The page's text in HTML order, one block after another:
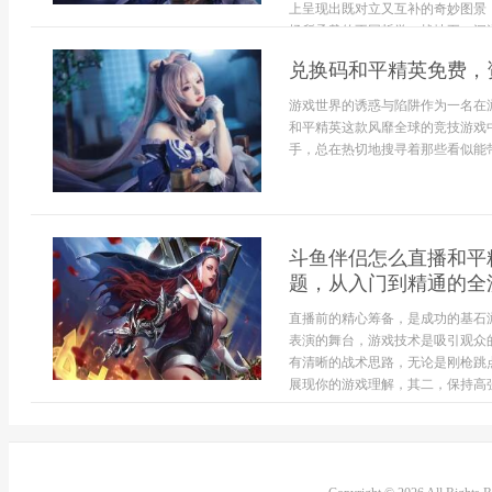
上呈现出既对立又互补的奇妙图
场所承载的不同哲学。战地五：沉
兑换码和平精英免费
游戏世界的诱惑与陷阱作为一名
和平精英这款风靡全球的竞技游
手，总在热切地搜寻着那些看似
斗鱼伴侣怎么直播和
题，从入门到精通的
直播前的精心筹备，是成功的基
表演的舞台，游戏技术是吸引观
有清晰的战术思路，无论是刚枪
展现你的游戏理解，其二，保持高